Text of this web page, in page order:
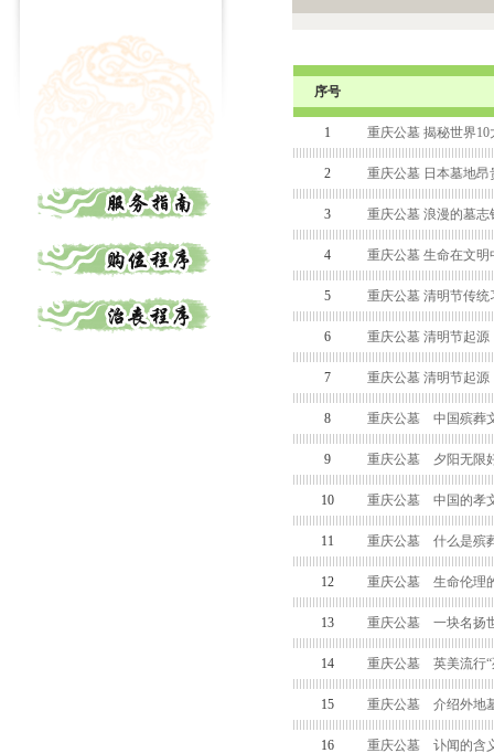
序号
1 重庆公墓 揭秘世界10
2 重庆公墓 日本墓地
3 重庆公墓 浪漫的墓志
4 重庆公墓 生命在文明
5 重庆公墓 清明节传统
6 重庆公墓 清明节起源
7 重庆公墓 清明节起源
8 重庆公墓 中国殡葬
9 重庆公墓 夕阳无限
10 重庆公墓 中国的孝
11 重庆公墓 什么是殡
12 重庆公墓 生命伦理
13 重庆公墓 一块名扬
14 重庆公墓 英美流行“
15 重庆公墓 介绍外地
16 重庆公墓 讣闻的含